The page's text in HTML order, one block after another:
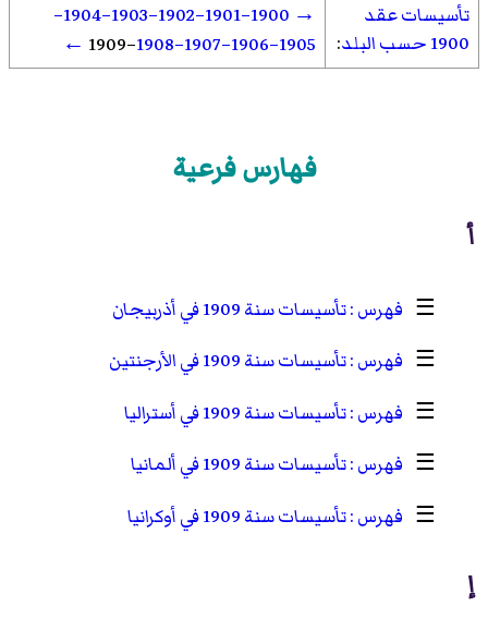
تأسيسات عقد
1900 حسب البلد
:
→
1900
–1901
–1902
–1903
–1904
–
1905
–1906
–1907
–1908
–
1909
←
فهارس فرعية
أ
☰
تأسيسات سنة 1909 في أذربيجان
☰
تأسيسات سنة 1909 في الأرجنتين
☰
تأسيسات سنة 1909 في أستراليا
☰
تأسيسات سنة 1909 في ألمانيا
☰
تأسيسات سنة 1909 في أوكرانيا
إ